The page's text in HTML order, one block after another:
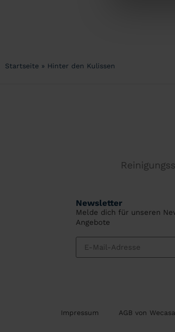
Startseite » Hinter den Kulissen
Newsletter
Melde dich für unseren
Angebote
Impressum AGB von Wecasa